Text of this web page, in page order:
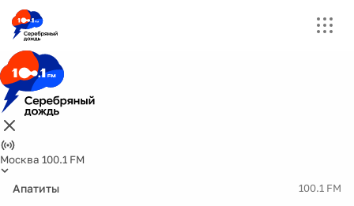
Москва 100.1 FM
Апатиты 100.1 FM